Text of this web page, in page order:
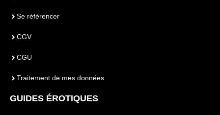
Se référencer
CGV
CGU
Traitement de mes données
GUIDES ÉROTIQUES